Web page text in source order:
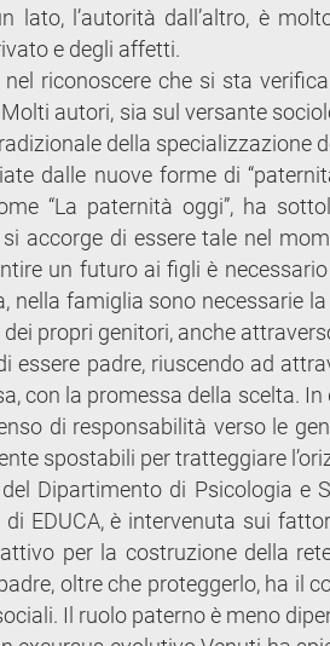
lato, l’autorità dall’altro, è
e degli affetti.
riconoscere che si sta
autori, sia sul versante
della specializzazione
dalle nuove forme di
“La paternità oggi”, ha
accorge di essere tale nel
un futuro ai figli è
nella famiglia sono necessarie
propri genitori, anche
essere padre, riuscendo ad
con la promessa della scelta.
di responsabilità verso le
spostabili per tratteggiare
Dipartimento di Psicologia e
EDUCA, è intervenuta sui
per la costruzione della
oltre che proteggerlo, ha il
Il ruolo paterno è meno